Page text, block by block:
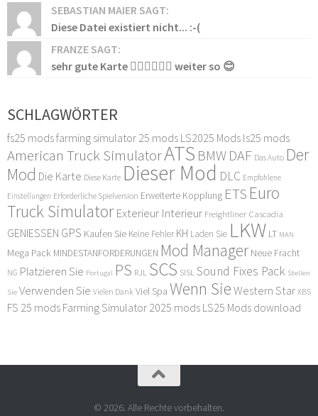
SEBASTIAN MAIER SAGT:
Diese Datei existiert nicht... :-(
FRANZE SAGT:
sehr gute Karte 👍🏻👍🏻👍🏻 weiter so 😊
SCHLAGWÖRTER
fs25 modsfarming simulator 25 mods LS2025 Mods ls25 mods
American Truck SimulatorATS BMW DAF Das Auto Der
Mod Die Karte Diese Karte Dieser Mod DLC Empfohlene
Einstellungen Erforderliche Spielversion Erweiterte Kopplung ETS Euro
Truck Simulator Exterieur Interieur Freightliner Cascadia
GENIESSEN GPS Kaufen Sie Keine Fehler KH Laden Sie LKW LT MAN
Mega Pack MINDESTANFORDERUNGEN Mod Manager Neue Fracht
NG Platzieren Sie Portugal PS RJL SCS SISL Sound Fixes Pack Stellen
Sie Verwenden Sie Vielen Dank Viel Spa Wenn Sie Western Star XBS
FS 25 mods Farming Simulator 2025 mods LS25 Mods download
© 2026. Alle Rechte vorbehalten.